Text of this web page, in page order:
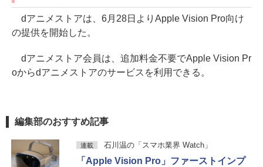
dアニメストアは、6月28日よりApple Vision Pro向け
の提供を開始した。
dアニメストア会員は、追加料金不要でApple Vision Pr
oからdアニメストアのサービスを利用できる。
編集部のおすすめ記事
連載 石川温の「スマホ業界 Watch」
「Apple Vision Pro」ファーストインプ